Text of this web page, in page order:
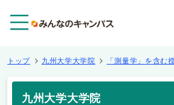
トップ 九州大学大学院 「測量学」を含む
九州大学大学院